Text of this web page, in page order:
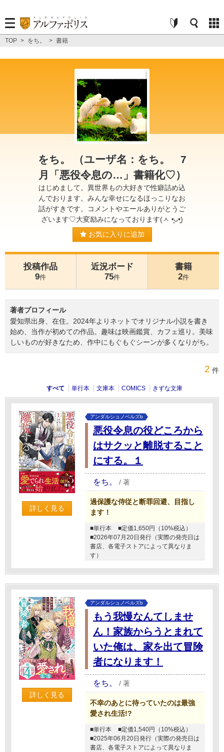
TOP > をち。 > 書籍
をち。 （ユーザ名：をち。 7
月「悪役令息の…」書籍化♡）
はじめまして。異世界もの大好きで性癖詰め込
んでおります。みんな幸せになるほっこりなお
話がすきです。コメントやエールありがとうご
ざいます♡大変励みになっております(ㅅ •͈ᴗ•͈)
お気に入りに追加
投稿作品
9件
近況ボード
75件
書籍
2件
著者プロフィール
愛知県出身、在住。2024年よりネットでオリジナル小説を書き
始め、当作が初めての作品。趣味は映画鑑賞、カフェ巡り。美味
しいものが好きなため、作中にもぐもぐシーンが多くなりがち。
2 件
すべて 単行本 文庫本 COMICS きずな文庫
詳しく見る
アンダルシュノベルズb
悪役令息の役どころから
はサクッと離脱すること
にする。１
をち。 / 著
過保護な侍従と断罪回避、目指し
ます！
■単行本
■定価1,650円（10%税込）
■2026年07月20日発行（実際の発売日は
書店、各電子ストアによって異なりま
す）
詳しく見る
アンダルシュノベルズb
もう我慢なんてしませ
ん！家族からうとまれて
いた俺は、家を出て冒険
者になります！
をち。 / 著
不幸のあとに待っていたのは最強
愛され生活!?
■単行本
■定価1,540円（10%税込）
■2025年06月20日発行（実際の発売日は
書店、各電子ストアによって異なりま